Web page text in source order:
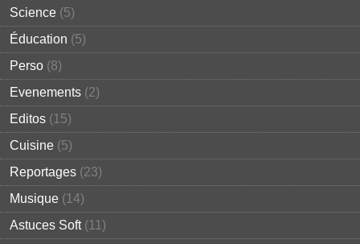
Science (5)
Éducation (5)
Perso (8)
Evenements (2)
Editos (15)
Cuisine (5)
Reportages (23)
Musique (14)
Astuces Soft(11)